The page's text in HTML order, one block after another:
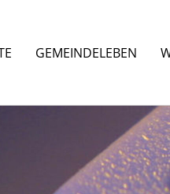
GEMEINDELEBEN